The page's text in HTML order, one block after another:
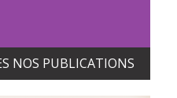
NOS PUBLICATIONS